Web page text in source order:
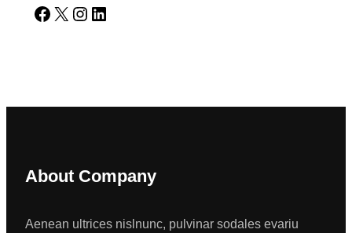
Facebook X Instagram LinkedIn
About Company
Aenean ultrices nislnunc, pulvinar sodales evariu